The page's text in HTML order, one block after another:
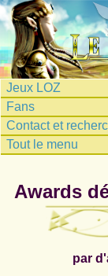
Jeux LOZ
Fans
Contact et
Tout le menu
Awards
par